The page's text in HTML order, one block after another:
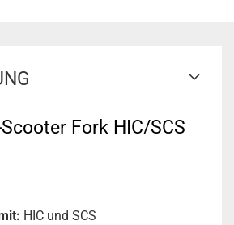
Fork HIC/SCS
HIC und SCS